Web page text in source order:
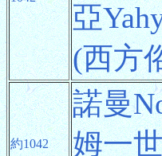
亞
(西方
約1042
諾曼
姆一